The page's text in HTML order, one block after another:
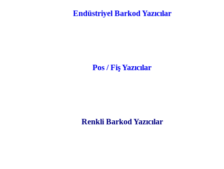
Endüstriyel Barkod Yazıcılar
Pos / Fiş Yazıcılar
Renkli Barkod Yazıcılar